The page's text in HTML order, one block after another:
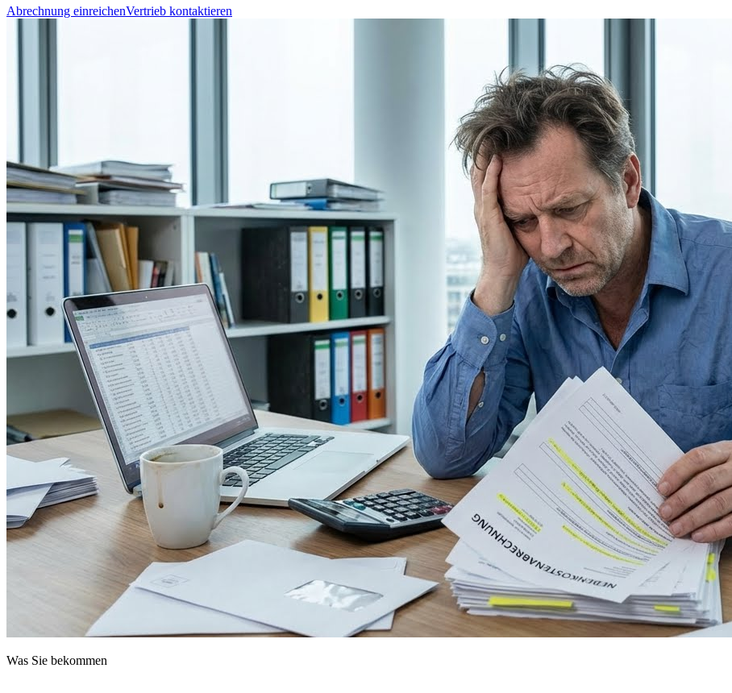
Abrechnung einreichenVertrieb kontaktieren
Was Sie bekommen